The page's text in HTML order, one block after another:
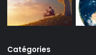
Catégories